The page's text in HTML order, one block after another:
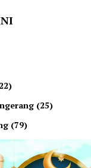
(25)
(79)